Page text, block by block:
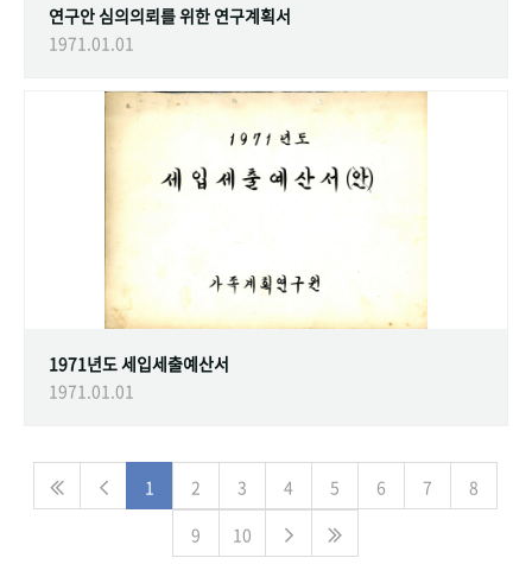
연구안 심의의뢰를 위한 연구계획서
1971.01.01
1971년도 세입세출예산서
1971.01.01
1 2 3 4 5 6 7
8
9
10